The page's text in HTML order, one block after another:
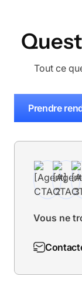
Tout ce
Prendre
Vous ne